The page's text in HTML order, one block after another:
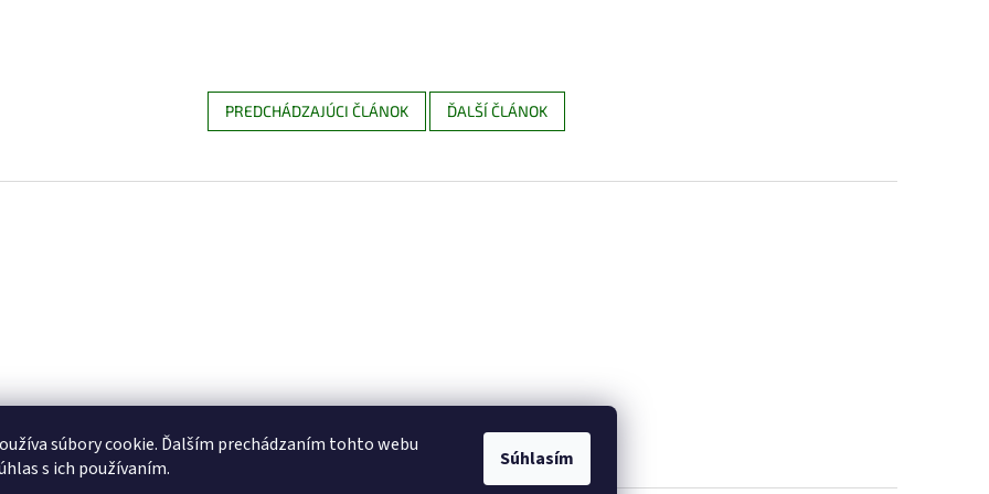
súbory cookie. Ďalším prechádzaním tohto webu
s ich používaním.
Súhlasím
PREDCHÁDZAJÚCI ČLÁNOK ĎALŠÍ ČLÁNOK
Reklamačný poriadok Obchodné podmienky Kontakty